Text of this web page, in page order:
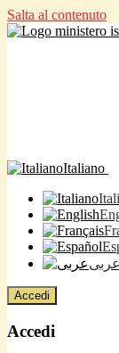
Salta al contenuto
Italiano
عربى
Accedi
Accedi